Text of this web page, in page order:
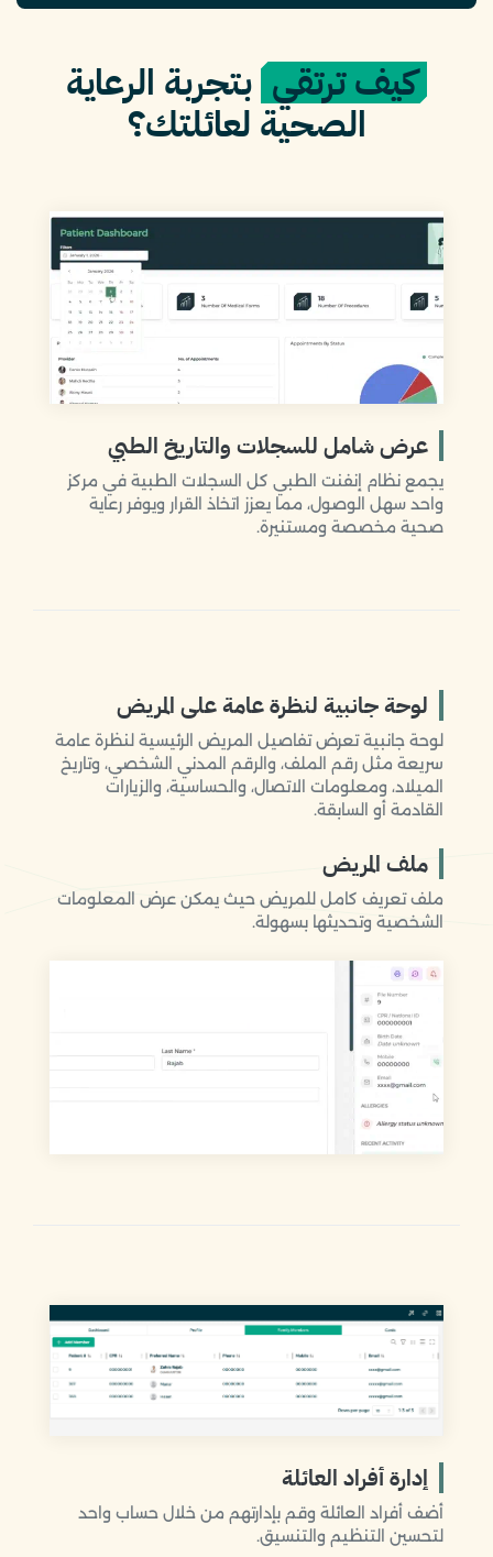
كيف ترتقي بتجربة الرعاية
الصحية لعائلتك؟
عرض شامل للسجلات والتاريخ الطبي
يجمع نظام إنفنت الطبي كل السجلات الطبية في مركز
واحد سهل الوصول، مما يعزز اتخاذ القرار ويوفر رعاية
صحية مخصصة ومستنيرة.
لوحة جانبية لنظرة عامة على المريض
لوحة جانبية تعرض تفاصيل المريض الرئيسية لنظرة عامة
سريعة مثل رقم الملف، والرقم المدني الشخصي، وتاريخ
الميلاد، ومعلومات الاتصال، والحساسية، والزيارات
القادمة أو السابقة.
ملف المريض
ملف تعريف كامل للمريض حيث يمكن عرض المعلومات
الشخصية وتحديثها بسهولة.
إدارة أفراد العائلة
أضف أفراد العائلة وقم بإدارتهم من خلال حساب واحد
لتحسين التنظيم والتنسيق.